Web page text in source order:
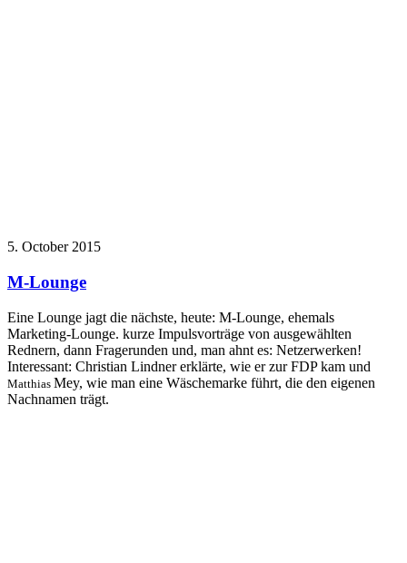
5. October 2015
M-Lounge
Eine Lounge jagt die nächste, heute: M-Lounge, ehemals
Marketing-Lounge. kurze Impulsvorträge von ausgewählten
Rednern, dann Fragerunden und, man ahnt es: Netzerwerken!
Interessant: Christian Lindner erklärte, wie er zur FDP kam und
Matthias Mey, wie man eine Wäschemarke führt, die den eigenen
Nachnamen trägt.